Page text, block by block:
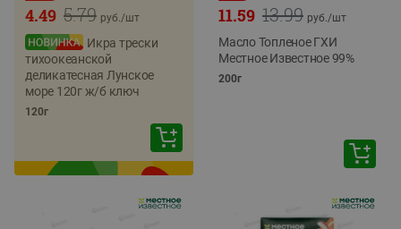
5.79
4.49 руб./шт
Икра трески
тихоокеанской
деликатесная Лунское
море 120г ж/б ключ
120г
13.99
11.59 руб./шт
Масло Топленое ГХИ
Местное Известное 99%
200г